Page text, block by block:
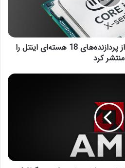
گیک‌بنچ 4 اطلاعات یکی از پردازنده‌های 18 هسته‌ای اینتل را
منتشر کرد